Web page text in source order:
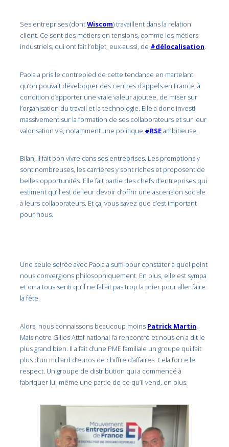
Ses entreprises (dontWiscom) travaillent dans la relation
client. Ce sont des métiers en tensions, comme les métiers
industriels, qui ont fait l’objet, eux-aussi, de #délocalisation.
Paola a pris le contrepied de cette tendance en martelant
qu’on pouvait développer des centres d’appels en France, à
condition d’apporter une vraie valeur ajoutée, de miser sur
l’organisation du travail et la technologie. Elle a donc investi
massivement sur la formation de ses collaborateurs et sur leur
valorisation via, notamment une politique #RSEambitieuse.
Bilan, il fait bon vivre dans ses entreprises. Les promotions y
sont nombreuses, les carrières y sont riches et proposent de
belles opportunités. Elle fait partie des chefs d’entreprises qui
estiment qu’il est de leur devoir d’offrir une ascension sociale
à leurs collaborateurs. Et ça, vous savez que c’est important
pour nous.
Une seule soirée avec Paola a suffi pour constater à quel point
nous convergions philosophiquement. En plus, elle est sympa
et on a tous senti qu’il ne fallait pas trop la prier pour aller faire
la fête.
Alors, nous connaissons beaucoup moins Patrick Martin.
Mais notre Gilles Attaf national l’a rencontré et nous en a dit le
plus grand bien. Il a fait d’une PME familiale un groupe qui fait
plus d’un milliard d’euros de chiffre d’affaires. Cela force le
respect. Un groupe de distribution qui a commencé à
fabriquer lui-même une partie de ce qu’il vend, en plus.